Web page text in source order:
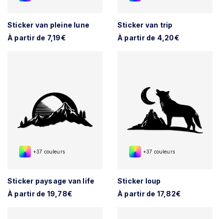
Sticker van pleine lune
À partir de 7,19€
Sticker van trip
À partir de 4,20€
+37 couleurs
Sticker paysage van life
À partir de 19,78€
+37 couleurs
Sticker loup
À partir de 17,82€